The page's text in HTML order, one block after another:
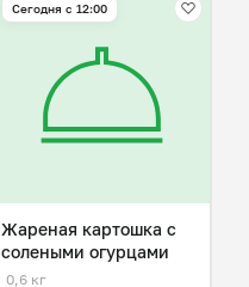
Сегодня с 12:00
Жареная картошка с
солеными огурцами
0,6 кг